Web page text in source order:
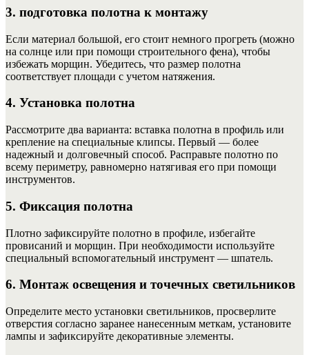
3. подготовка полотна к монтажу
Если материал большой, его стоит немного прогреть (можно
на солнце или при помощи строительного фена), чтобы
избежать морщин. Убедитесь, что размер полотна
соответствует площади с учетом натяжения.
4. Установка полотна
Рассмотрите два варианта: вставка полотна в профиль или
крепление на специальные клипсы. Первый — более
надежный и долговечный способ. Расправьте полотно по
всему периметру, равномерно натягивая его при помощи
инструментов.
5. Фиксация полотна
Плотно зафиксируйте полотно в профиле, избегайте
провисаний и морщин. При необходимости используйте
специальный вспомогательный инструмент — шпатель.
6. Монтаж освещения и точечных светильников
Определите место установки светильников, просверлите
отверстия согласно заранее нанесенным меткам, установите
лампы и зафиксируйте декоративные элементы.